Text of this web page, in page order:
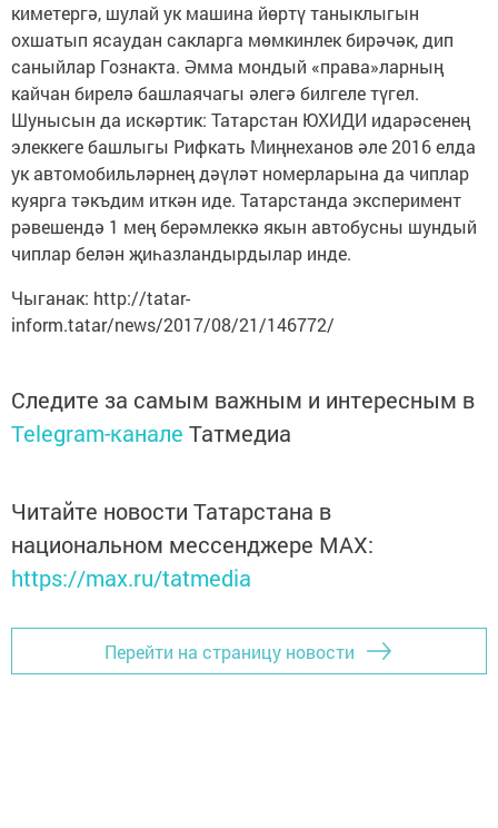
киметергә, шулай ук машина йөртү таныклыгын
охшатып ясаудан сакларга мөмкинлек бирәчәк, дип
саныйлар Гознакта. Әмма мондый «права»ларның
кайчан бирелә башлаячагы әлегә билгеле түгел.
Шунысын да искәртик: Татарстан ЮХИДИ идарәсенең
элеккеге башлыгы Рифкать Миңнеханов әле 2016 елда
ук автомобильләрнең дәүләт номерларына да чиплар
куярга тәкъдим иткән иде. Татарстанда эксперимент
рәвешендә 1 мең берәмлеккә якын автобусны шундый
чиплар белән җиһазландырдылар инде.
Чыганак: http://tatar-
inform.tatar/news/2017/08/21/146772/
Следите за самым важным и интересным в
Telegram-канале Татмедиа
Читайте новости Татарстана в
национальном мессенджере MАХ:
https://max.ru/tatmedia
Перейти на страницу новости